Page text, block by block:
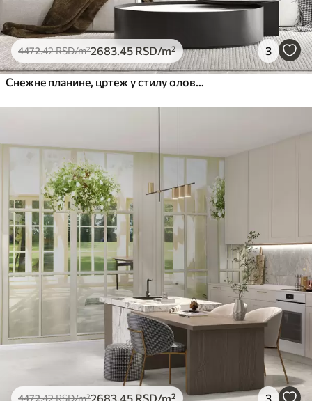
4472.42RSD/m²2683 .45RSD/m² 3
4472.42RSD/m²2683 .45 RSD/m² 3